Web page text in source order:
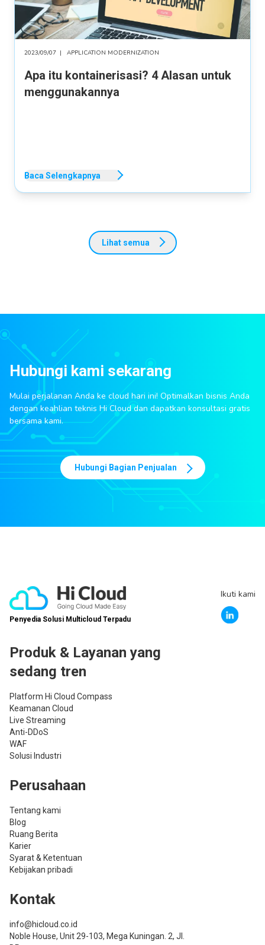
2023/09/07 | APPLICATION MODERNIZATION
Apa itu kontainerisasi? 4 Alasan untuk
menggunakannya
Baca Selengkapnya
Lihat semua
Hubungi kami sekarang
Mulai perjalanan Anda ke cloud hari ini! Optimalkan bisnis Anda
dengan keahlian teknis Hi Cloud dan dapatkan konsultasi gratis
bersama kami.
Hubungi Bagian Penjualan
Penyedia Solusi Multicloud Terpadu
Ikuti kami
Produk & Layanan yang
sedang tren
Platform Hi Cloud Compass
Keamanan Cloud
Live Streaming
Anti-DDoS
WAF
Solusi Industri
Perusahaan
Tentang kami
Blog
Ruang Berita
Karier
Syarat & Ketentuan
Kebijakan pribadi
Kontak
info@hicloud.co.id
Noble House, Unit 29-103, Mega Kuningan. 2, Jl.